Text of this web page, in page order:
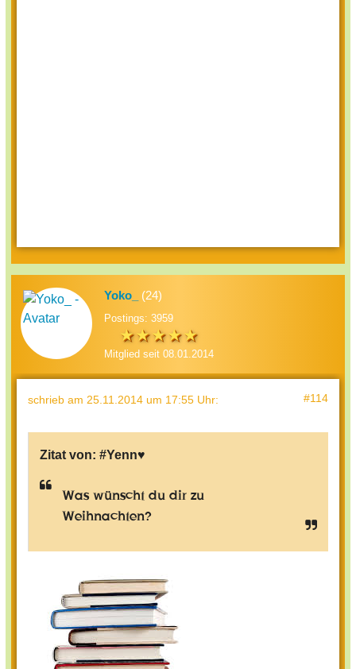
Yoko_ (24)
Postings: 3959
Mitglied seit 08.01.2014
schrieb am 25.11.2014 um 17:55 Uhr: #114
Zitat von: #Yenn♥
Was wünscht du dir zu
Weihnachten?